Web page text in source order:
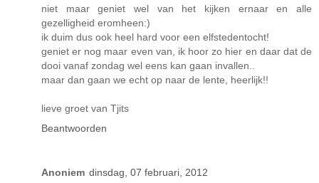
niet maar geniet wel van het kijken ernaar en alle
gezelligheid eromheen:)
ik duim dus ook heel hard voor een elfstedentocht!
geniet er nog maar even van, ik hoor zo hier en daar dat de
dooi vanaf zondag wel eens kan gaan invallen..
maar dan gaan we echt op naar de lente, heerlijk!!
lieve groet van Tjits
Beantwoorden
Anoniem dinsdag, 07 februari, 2012